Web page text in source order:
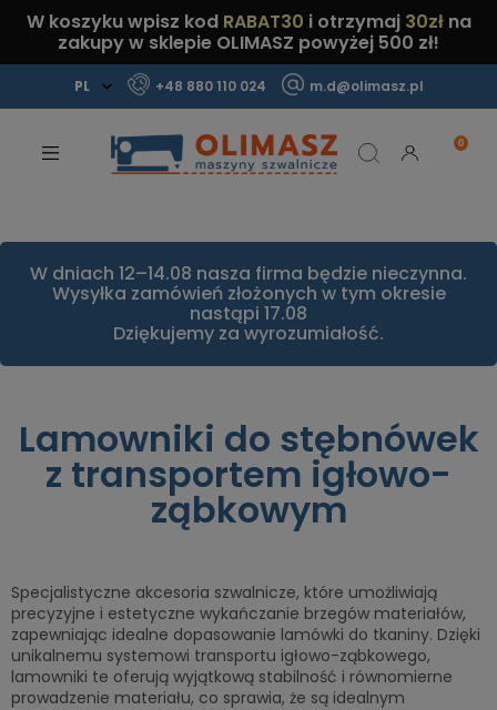
W koszyku wpisz kod RABAT30 i otrzymaj 30złna
zakupy w sklepie OLIMASZ powyżej 500 zł!
+48 880 110 024 m.d@olimasz.pl
Sprawdź!
W dniach 12–14.08 nasza firma będzie nieczynna.
Wysyłka zamówień złożonych w tym okresie
nastąpi 17.08
Dziękujemy za wyrozumiałość.
Lamowniki do stębnówek
z transportem igłowo-
ząbkowym
Specjalistyczne akcesoria szwalnicze, które umożliwiają
precyzyjne i estetyczne wykańczanie brzegów materiałów,
zapewniając idealne dopasowanie lamówki do tkaniny. Dzięki
unikalnemu systemowi transportu igłowo-ząbkowego,
lamowniki te oferują wyjątkową stabilność i równomierne
prowadzenie materiału, co sprawia, że są idealnym